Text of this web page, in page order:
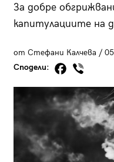
За добре
капитулациите на
от Стефани Калчева /
Сподели: